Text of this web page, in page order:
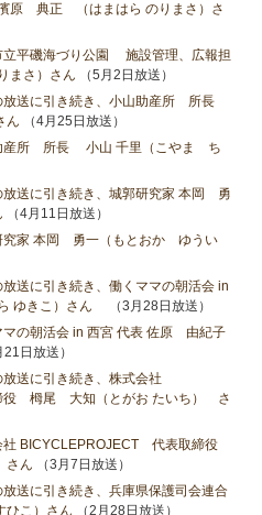
原 典正 （はまはら のりまさ）さ
立平磯海づり公園 施設管理、広報担
まさ）さん （5月2日放送）
放送に引き続き、小山助産所 所長
ん （4月25日放送）
産所 所長 小山​ 千里（こやま ち
放送に引き続き、城郭研究家 本岡 勇
（4月11日放送）
究家 本岡 勇一（もとおか ゆうい
送に引き続き、働くママの朝活会 in
ゆきこ）さん
（3月28日放送）
マの朝活会 in 西宮 代表 佐原 由紀子
21日放送）
送に引き続き、株式会社
役 栂尾 大知（とがお たいち） さ
社 BICYCLEPROJECT 代表取締役
さん （3月7日放送）
送に引き続き、兵庫県保護司会連合
こ）さん （2月28日放送）